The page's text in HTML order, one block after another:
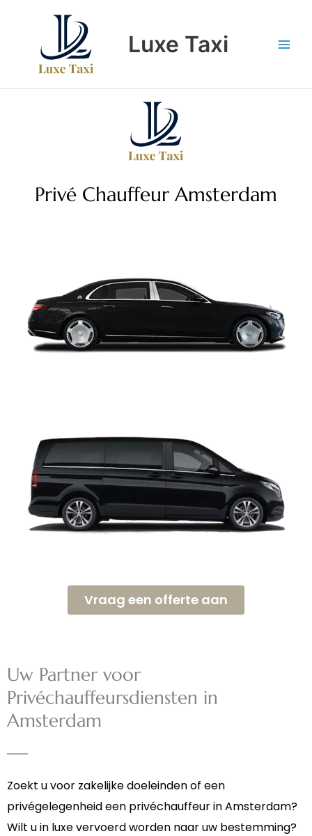
Luxe Taxi
Privé Chauffeur Amsterdam
Vraag een offerte aan
Uw Partner voor
Privéchauffeursdiensten in
Amsterdam
Zoekt u voor zakelijke doeleinden of een
privégelegenheid een privéchauffeur in Amsterdam?
Wilt u in luxe vervoerd worden naar uw bestemming?